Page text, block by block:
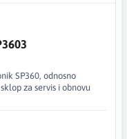
SP360, odnosno
za servis i obnovu